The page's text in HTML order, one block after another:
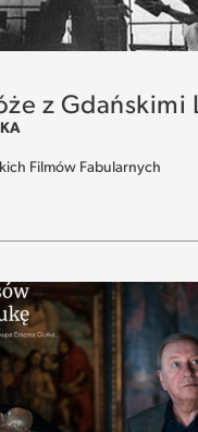
z Gdańskimi
Filmów Fabularnych